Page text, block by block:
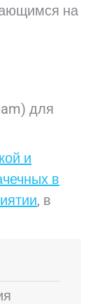
на
для
и
в
, в